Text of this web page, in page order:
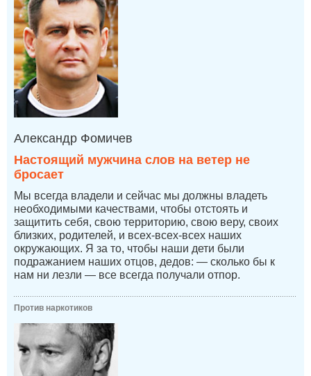
Александр Фомичев
Настоящий мужчина слов на ветер не
бросает
Мы всегда владели и сейчас мы должны владеть
необходимыми качествами, чтобы отстоять и
защитить себя, свою территорию, свою веру, своих
близких, родителей, и всех-всех-всех наших
окружающих. Я за то, чтобы наши дети были
подражанием наших отцов, дедов: — сколько бы к
нам ни лезли — все всегда получали отпор.
Против наркотиков